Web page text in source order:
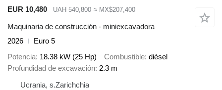
EUR 10,480
UAH 540,800 ≈ MX$207,400
Maquinaria de construcción - miniexcavadora
2026
Euro 5
Potencia 18.38 kW (25 Hp) Combustible diésel
Profundidad de excavación 2.3 m
Ucrania, s.Zarichchia